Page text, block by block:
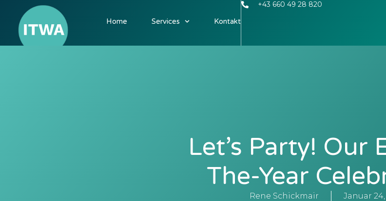
Home Services Kontakt
+43 660 49 28 820
Let’s Party! Our
The-Year
Rene Schickmair Januar 24,